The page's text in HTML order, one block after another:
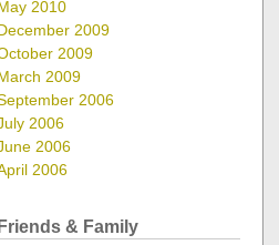
2010
2009
2009
2009
2006
2006
2006
2006
& Family